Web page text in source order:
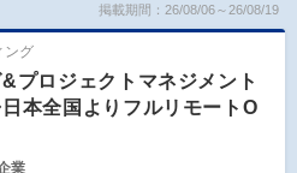
掲載期間：26/08/06～26/08/19
ング
プロジェクトマネジメント
本全国よりフルリモートO
業